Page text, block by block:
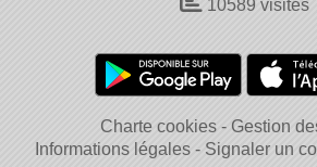
10589 visites
Charte cookies
Gestion
Informations légales
Signaler un